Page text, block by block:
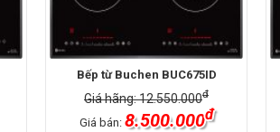
Bếp từ Buchen BUC675ID
Giá hãng: 12.550.000đ
Giá bán: 8.500.000đ